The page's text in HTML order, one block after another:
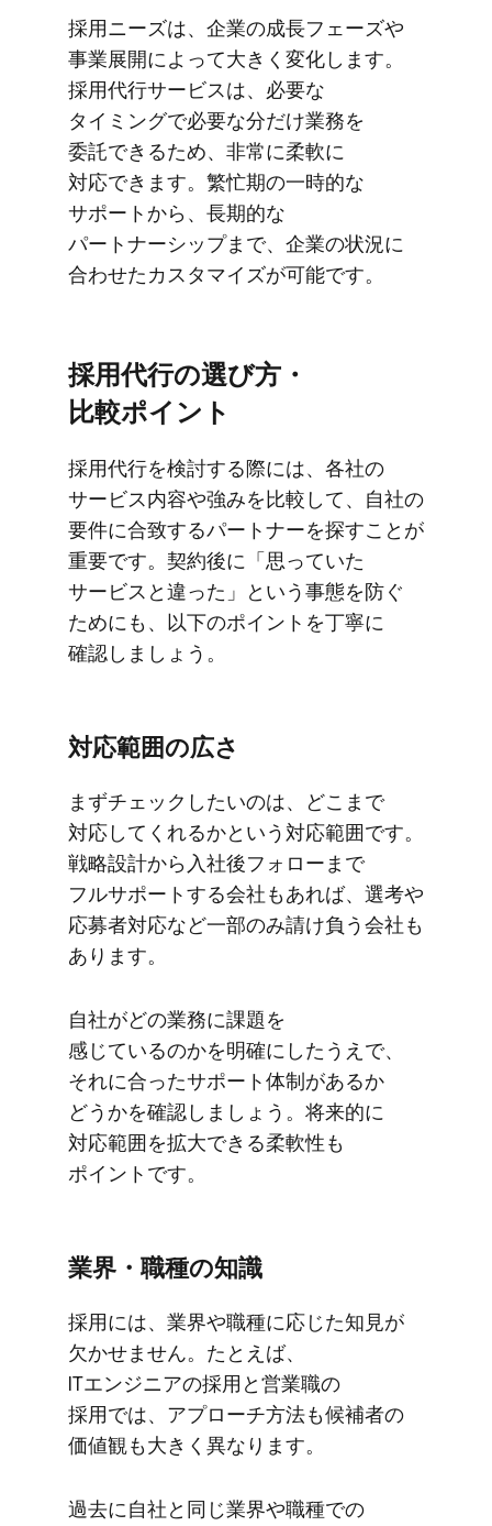
採用ニーズは、​企業の​成長フェーズや​
事業展開に​よって​大きく​変化します。​
採用代行サービスは、​必要な​
タイミングで​必要な​分だけ業務を​
委託できる​ため、​非常に​柔軟に​
対応できます。​繁忙期の​一時的な​
サポートから、​長期的な​
パートナーシップまで、​企業の​状況に​
合わせた​カスタマイズが​可能です。
採用代行の​選び方​・
比較ポイント
採用代行を​検討する​際には、​各社の​
サービス内容や​強みを​比較して、​自社の​
要件に​合致する​パートナーを​探すことが​
重要です。​契約後に​「思っていた​
サービスと​違った」と​いう​事態を​防ぐ​
ためにも、​以下の​ポイントを​丁寧に​
確認しましょう。
対応範囲の​広さ
まずチェックしたいのは、​どこまで​
対応してくれるかと​いう​対応範囲です。​
戦略設計から​入社後フォローまで​
フルサポートする​会社も​あれば、​選考や​
応募者対応など​一部​のみ​請け負う​会社も​
あります。
自社が​どの​業務に​課題を​
感じているのかを​明確に​したうえで、​
それに​合った​サポート体制が​あるか​
どうかを​確認しましょう。​将来的に​
対応範囲を​拡大できる​柔軟性も​
ポイントです。
業界・職種の​知識
採用には、​業界や​職種に​応じた​知見が​
欠かせません。​たとえば、​
ITエンジニアの​採用と​営業職の​
採用では、​アプローチ方​法も​候補者の​
価値観も​大きく​異なります。
過去に​自社と​同じ​業界や​職種での​